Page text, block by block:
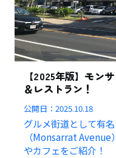
【2025年版】モン
＆レストラン！
公開日：2025.10.18
グルメ街道として有
（Monsarrat
やカフェをご紹介！